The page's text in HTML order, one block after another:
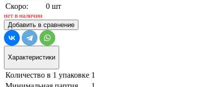
Скоро:
0 шт
нет в наличии
Добавить в сравнение
Характеристики
Количество в 1 упаковке 1